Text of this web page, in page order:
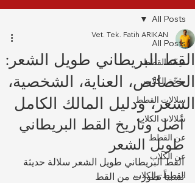
All Posts
صِحّة القطط
صِحّة الكلاب
سلالات القطط
سلالات الكلاب
عن القطط
عن الكلاب
القطط والكلاب
All Posts
القط البريطاني طويل الشعر:
الخصائص، العناية، الشخصية،
السعر، ودليل المالك الكامل
Vet. Tek. Fatih ARIKAN
أصل وتاريخ القط البريطاني
طويل الشعر
القط البريطاني طويل الشعر سلالة حديثة
نسبياً تطورت من القط